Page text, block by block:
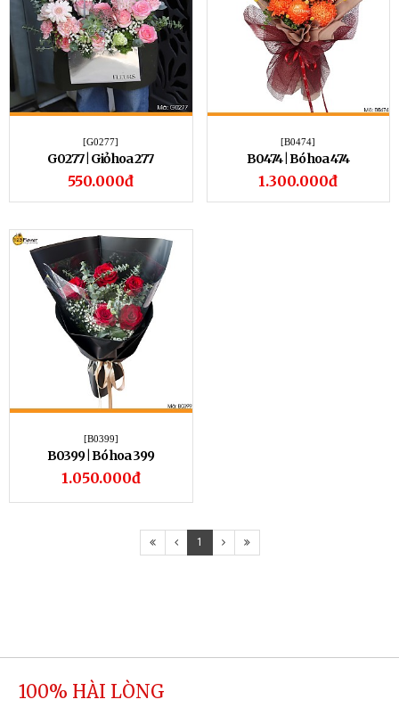
[G0277]
G0277 | Giỏ hoa 277
550.000đ
[B0474]
B0474 | Bó hoa 474
1.300.000đ
[B0399]
B0399 | Bó hoa 399
1.050.000đ
1
100% HÀI LÒNG